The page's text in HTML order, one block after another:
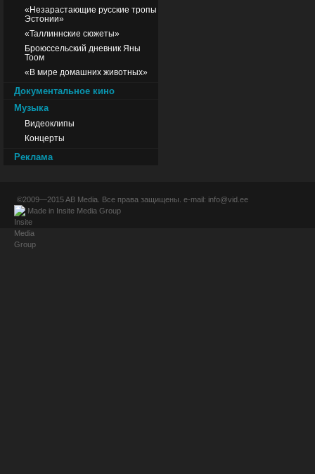
«Незарастающие русские тропы
Эстонии»
«Таллиннские сюжеты»
Броюссельский дневник Яны
Тоом
«В мире домашних животных»
Документальное кино
Музыка
Видеоклипы
Концерты
Реклама
©2009—2015AB Media . Все права защищены. e-mail: info@vid.ee
Made in Insite Media Group